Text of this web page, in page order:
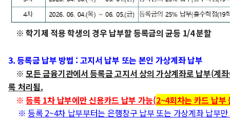
※ 학기제 적용 학생의 경우 납부할 등록금의 균등 1/4 분할
3. 등록금 납부 방법 : 고지서 납부 또는 본인 가상계좌 납부
※모든 금융기관에서 등록금 고지서 상의 가상계좌로 납부(계
록 처리됨.
※등록 1차 납부에만신용카드 납부 가능(2~4회차는 카드 납부
※등록 2~4차 납부부터는 은행창구 납부 또는 가상계좌 납부